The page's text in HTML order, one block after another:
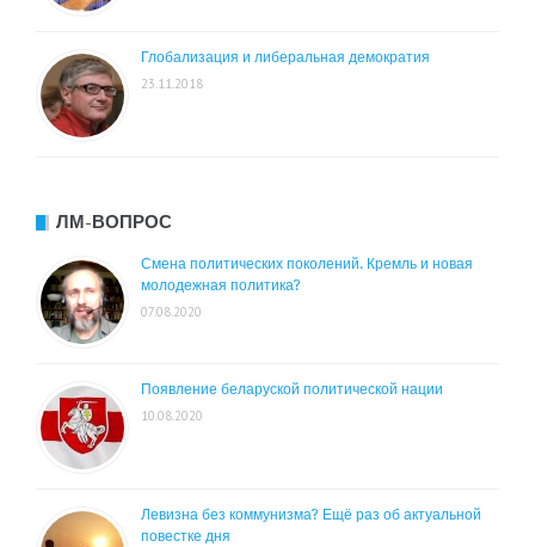
Глобализация и либеральная демократия
23.11.2018
ЛМ-ВОПРОС
Смена политических поколений. Кремль и новая
молодежная политика?
07.08.2020
Появление беларуской политической нации
10.08.2020
Левизна без коммунизма? Ещё раз об актуальной
повестке дня